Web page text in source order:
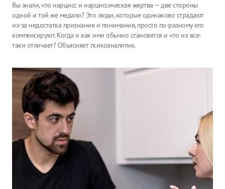
Вы знали, что нарцисс и нарциссическая жертва — две стороны
одной и той же медали? Это люди, которые одинаково страдают
из-за недостатка признания и понимания, просто по-разному его
компенсируют. Когда и как ими обычно становятся и что их все-
таки отличает? Объясняет психоаналитик.